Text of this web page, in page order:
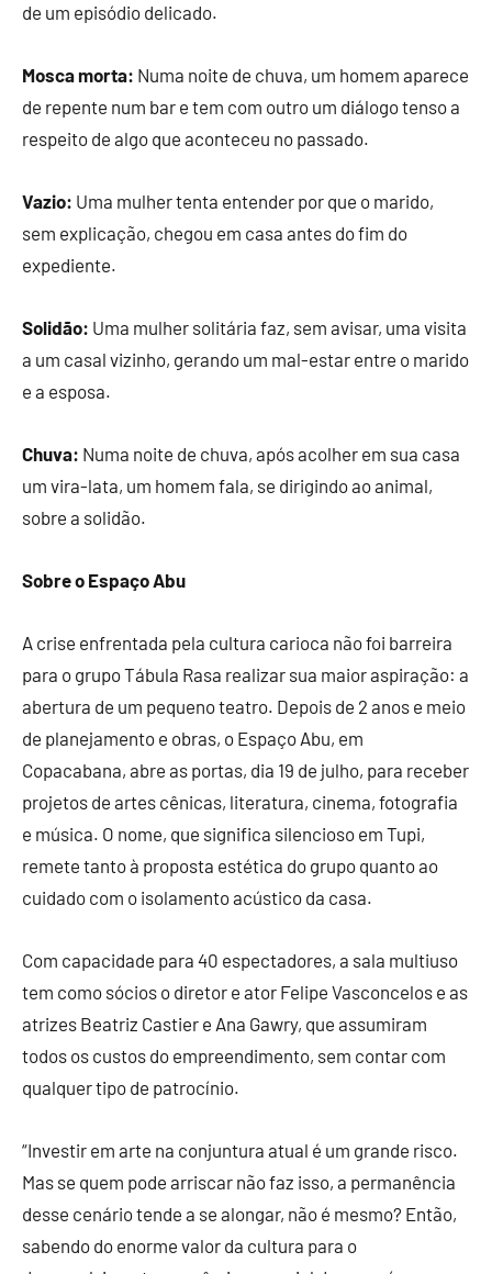
de um episódio delicado.
Mosca morta: Numa noite de chuva, um homem aparece
de repente num bar e tem com outro um diálogo tenso a
respeito de algo que aconteceu no passado.
Vazio: Uma mulher tenta entender por que o marido,
sem explicação, chegou em casa antes do fim do
expediente.
Solidão: Uma mulher solitária faz, sem avisar, uma visita
a um casal vizinho, gerando um mal-estar entre o marido
e a esposa.
Chuva: Numa noite de chuva, após acolher em sua casa
um vira-lata, um homem fala, se dirigindo ao animal,
sobre a solidão.
Sobre o Espaço Abu
A crise enfrentada pela cultura carioca não foi barreira
para o grupo Tábula Rasa realizar sua maior aspiração: a
abertura de um pequeno teatro. Depois de 2 anos e meio
de planejamento e obras, o Espaço Abu, em
Copacabana, abre as portas, dia 19 de julho, para receber
projetos de artes cênicas, literatura, cinema, fotografia
e música. O nome, que significa silencioso em Tupi,
remete tanto à proposta estética do grupo quanto ao
cuidado com o isolamento acústico da casa.
Com capacidade para 40 espectadores, a sala multiuso
tem como sócios o diretor e ator Felipe Vasconcelos e as
atrizes Beatriz Castier e Ana Gawry, que assumiram
todos os custos do empreendimento, sem contar com
qualquer tipo de patrocínio.
“Investir em arte na conjuntura atual é um grande risco.
Mas se quem pode arriscar não faz isso, a permanência
desse cenário tende a se alongar, não é mesmo? Então,
sabendo do enorme valor da cultura para o